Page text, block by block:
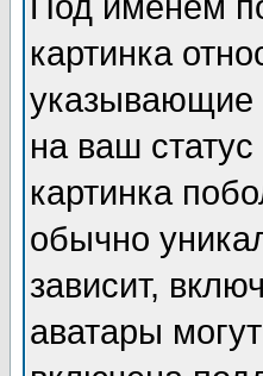
картинка
указывающие
на ваш
картинка
обычно
зависит,
аватары